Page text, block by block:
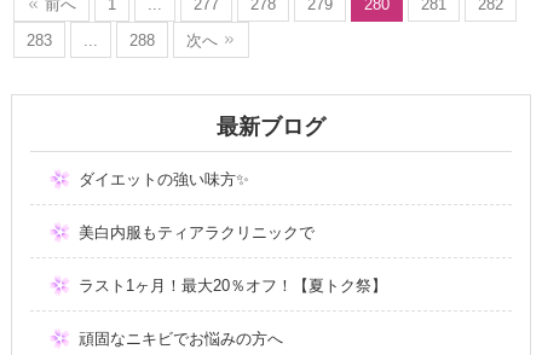
前へ 1 277 278 279 280 281
282
283
288 次へ
最新ブログ
ダイエットの強い味方✨
美白内服もティアラクリニックで
ラスト1ヶ月！最大20％オフ！【夏トク祭】
頑固なニキビでお悩みの方へ